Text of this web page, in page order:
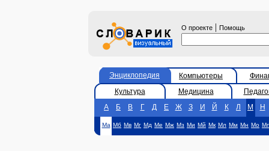
О проекте | Помощь
Энциклопедия Компьютеры
Культура
Медицина
А
Б В Г Д Е Ж З И Й К Л М Н
Ма Мб Мв Мг Мд Ме Мж Мз Ми Мй Мк Мл Мм Мн Мо Мп